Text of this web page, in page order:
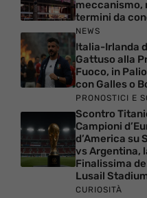
meccanismo,
termini da
NEWS
Italia-Irlanda
Gattuso alla
Fuoco, in
con Galles o
PRONOSTICI E
Scontro
Campioni
d’America su
vs Argentina,
Finalissima
Lusail
CURIOSITÀ